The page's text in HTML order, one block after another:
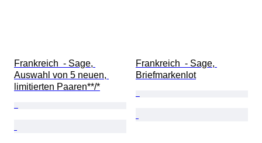
Frankreich  - Sage,
Auswahl von 5 neuen,
limitierten Paaren**/*
Frankreich  - Sage,
Briefmarkenlot